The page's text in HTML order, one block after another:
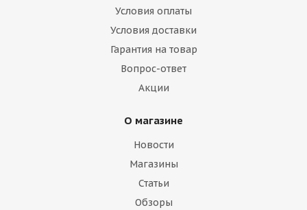
Условия оплаты
Условия доставки
Гарантия на товар
Вопрос-ответ
Акции
О магазине
Новости
Магазины
Статьи
Обзоры